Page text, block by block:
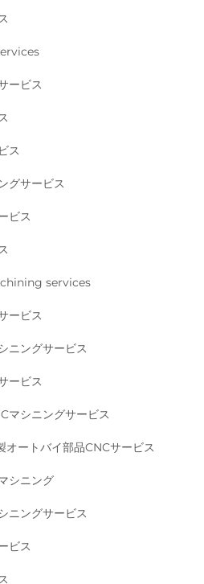
ービス
ス
グサービス
ビス
services
ービス
ニングサービス
ービス
マシニングサービス
オートバイ部品CNCサービス
シニング
ニングサービス
ビス